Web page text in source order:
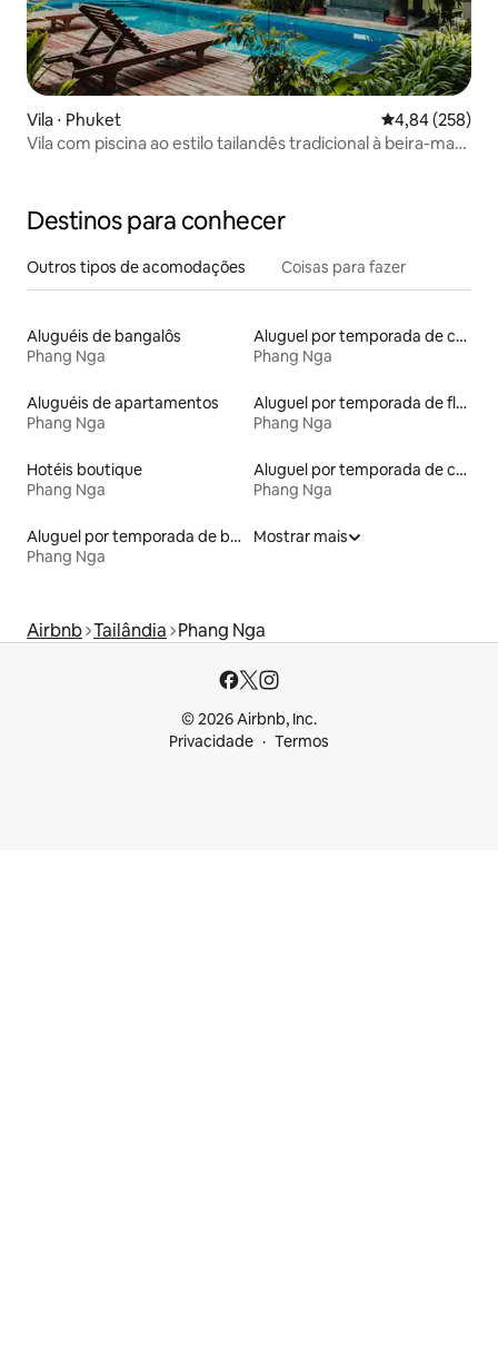
Vila ⋅ Phuket 4,84 de uma
4,84 (258)
Vila com piscina ao estilo tailandês tradicional à beira-mar
Destinos para conhecer
Outros tipos de acomodações Coisas para fazer
Aluguéis de bangalôs
Phang Nga
Aluguel por temporada de casas de hóspedes
Phang Nga
Aluguéis de apartamentos
Phang Nga
Aluguel por temporada de flats
Phang Nga
Hotéis boutique
Phang Nga
Aluguel por temporada de casas arredondadas
Phang Nga
Aluguel por temporada de barcos
Phang Nga
Mostrar mais
Airbnb Tailândia Phang Nga
© 2026 Airbnb, Inc.
Privacidade
Termos